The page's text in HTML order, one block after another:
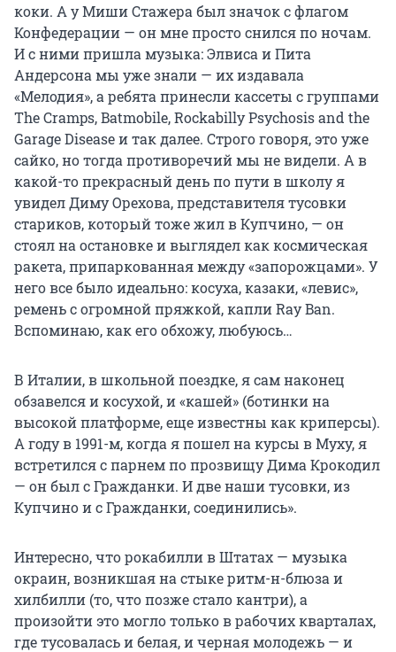
коки. А у Миши Стажера был значок с флагом
Конфедерации — он мне просто снился по ночам.
И с ними пришла музыка: Элвиса и Пита
Андерсона мы уже знали — их издавала
«Мелодия», а ребята принесли кассеты с группами
The Cramps, Batmobile, Rockabilly Psychosis and the
Garage Disease и так далее. Строго говоря, это уже
сайко, но тогда противоречий мы не видели. А в
какой-то прекрасный день по пути в школу я
увидел Диму Орехова, представителя тусовки
стариков, который тоже жил в Купчино, — он
стоял на остановке и выглядел как космическая
ракета, припаркованная между «запорожцами». У
него все было идеально: косуха, казаки, «левис»,
ремень с огромной пряжкой, капли Ray Ban.
Вспоминаю, как его обхожу, любуюсь…
В Италии, в школьной поездке, я сам наконец
обзавелся и косухой, и «кашей» (ботинки на
высокой платформе, еще известны как криперсы).
А году в 1991-м, когда я пошел на курсы в Муху, я
встретился с парнем по прозвищу Дима Крокодил
— он был с Гражданки. И две наши тусовки, из
Купчино и с Гражданки, соединились».
Интересно, что рокабилли в Штатах — музыка
окраин, возникшая на стыке ритм-н-блюза и
хилбилли (то, что позже стало кантри), а
произойти это могло только в рабочих кварталах,
где тусовалась и белая, и черная молодежь — и